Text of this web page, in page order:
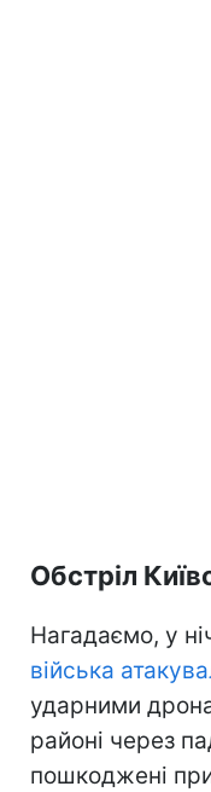
Обстріл
Нагадаємо, у
війська
ударними
районі через
пошкоджені